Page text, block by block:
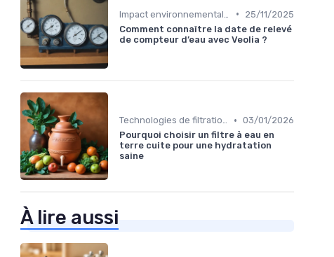
•
25/11/2025
Comment connaître la date de relevé
de compteur d’eau avec Veolia ?
Technologies de filtration • 03/01/2026
Pourquoi choisir un filtre à eau en
terre cuite pour une hydratation
saine
À lire aussi